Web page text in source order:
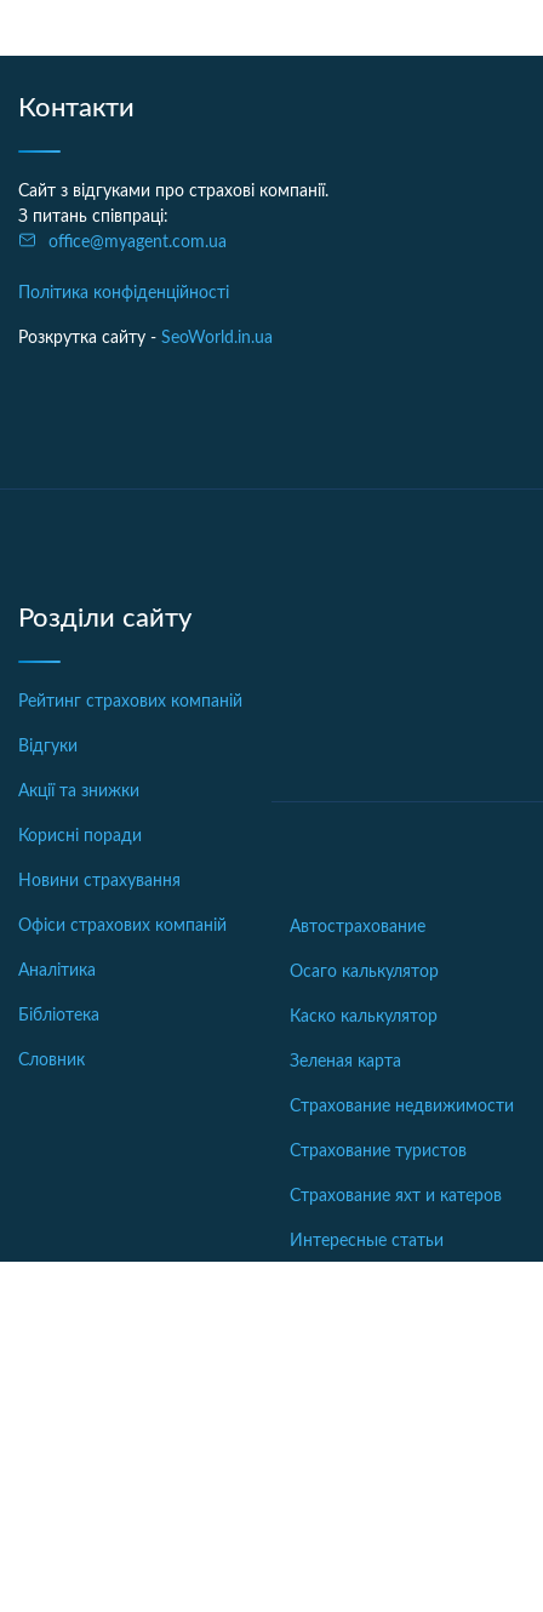
Контакти
Сайт з відгуками про страхові компанії.
З питань співпраці:
office@myagent.com.ua
Політика конфіденційності
Розкрутка сайту - SeoWorld.in.ua
Розділи сайту
Рейтинг страхових компаній
Відгуки
Акції та знижки
Корисні поради
Новини страхування
Офіси страхових компаній
Аналітика
Бібліотека
Словник
Автострахование
Осаго калькулятор
Каско калькулятор
Зеленая карта
Страхование недвижимости
Страхование туристов
Страхование яхт и катеров
Интересные статьи